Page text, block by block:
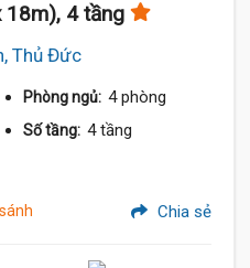
18m), 4 tầng
Thủ Đức
Phòng ngủ: 4 phòng
Số tầng: 4 tầng
Chia sẻ